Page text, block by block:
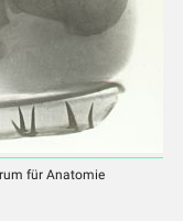
für Anatomie